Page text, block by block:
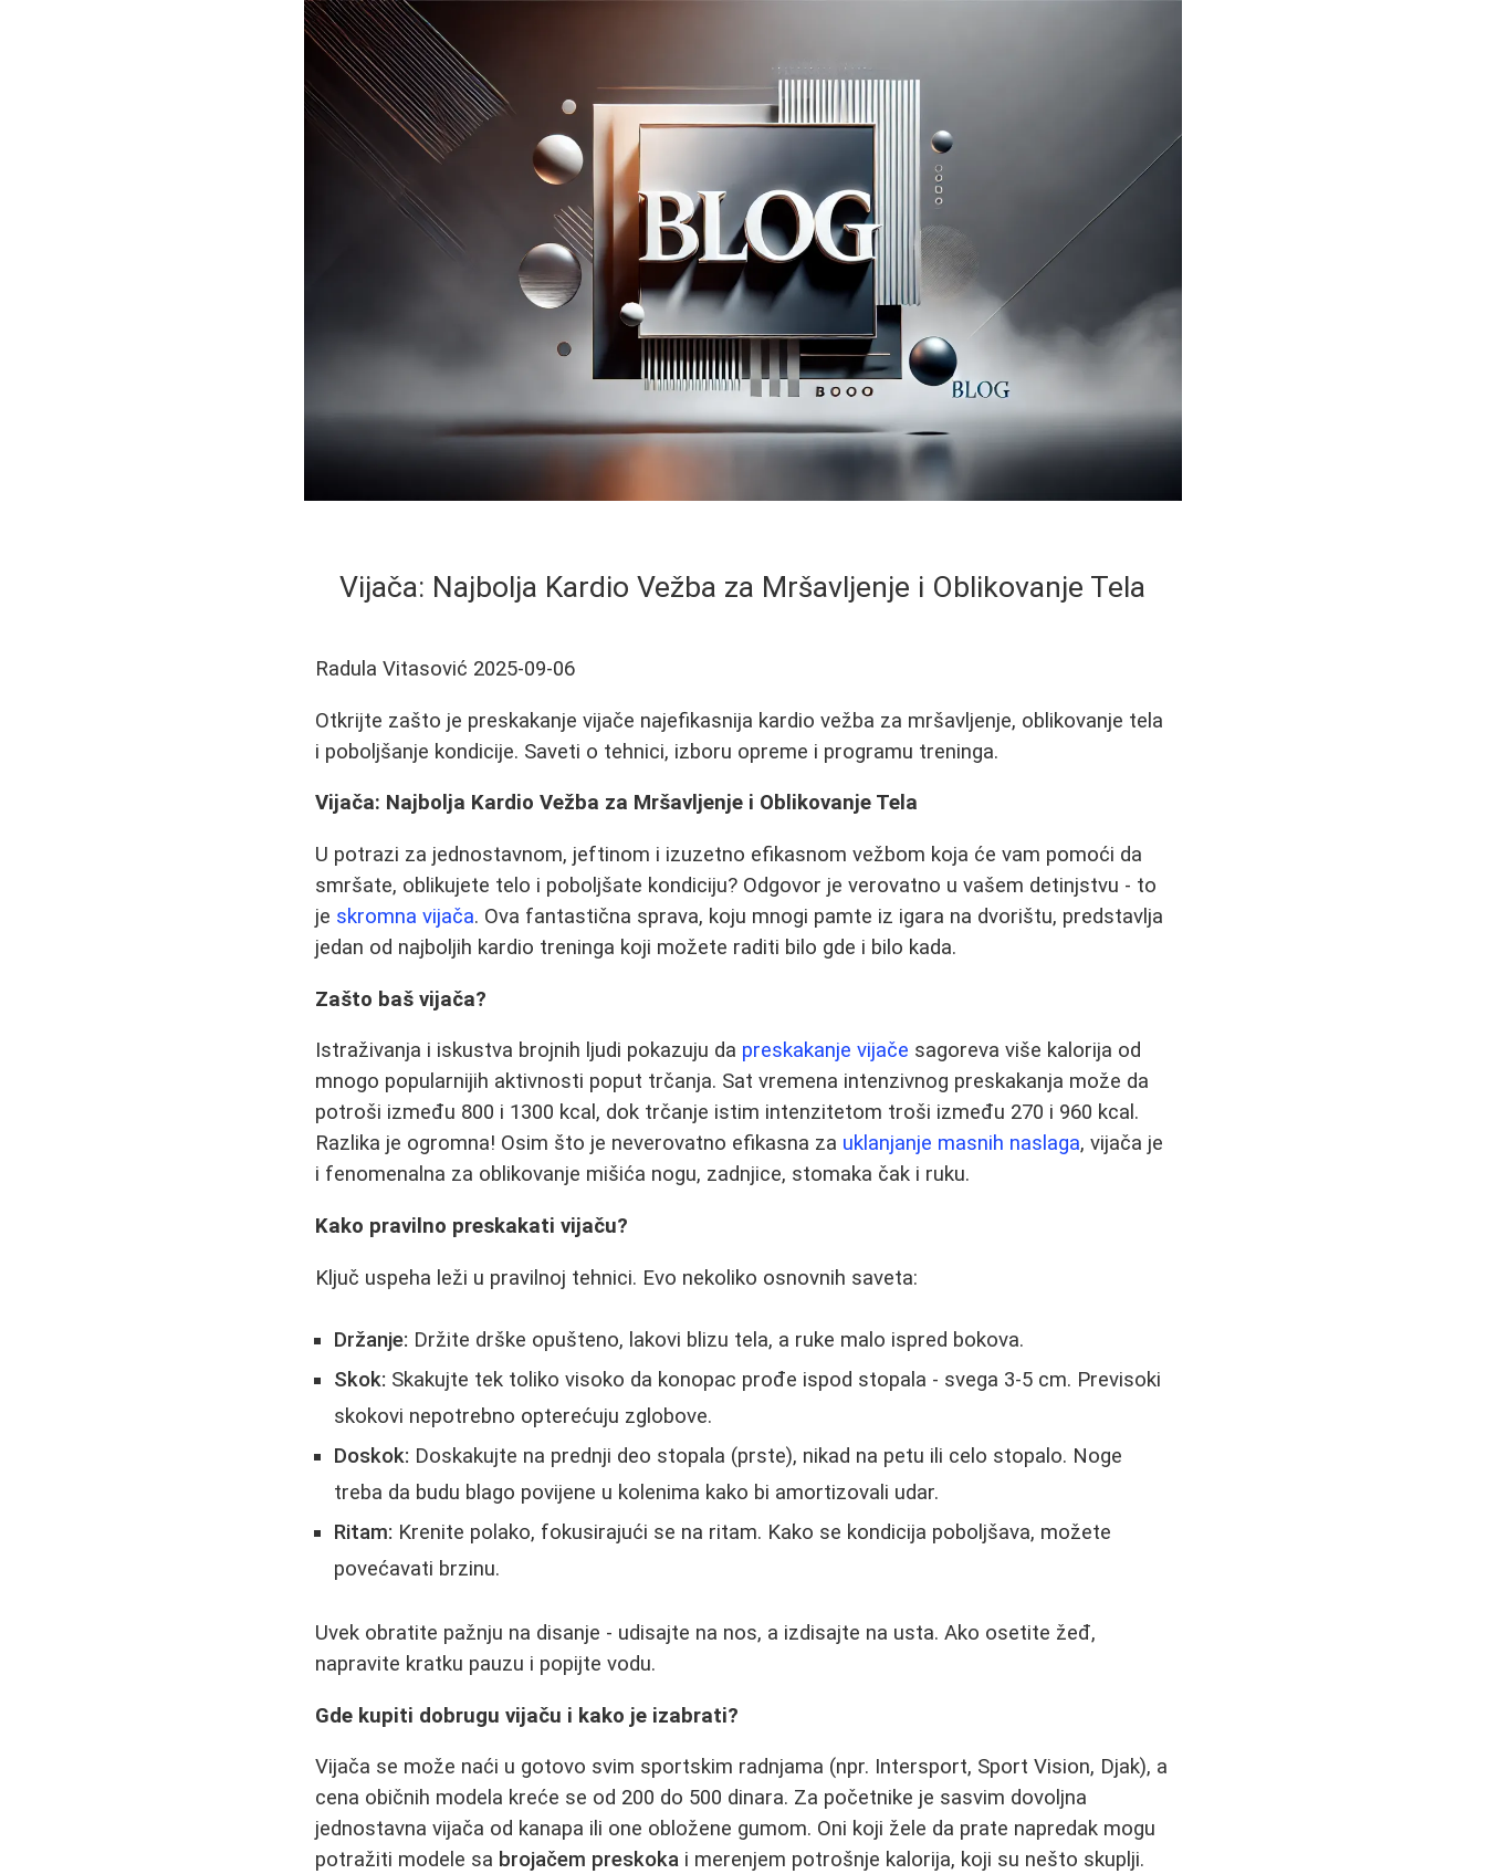
Vijača: Najbolja Kardio Vežba za Mršavljenje i Oblikovanje Tela
Radula Vitasović 2025-09-06
Otkrijte zašto je preskakanje vijače najefikasnija kardio vežba za mršavljenje, oblikovanje tela
i poboljšanje kondicije. Saveti o tehnici, izboru opreme i programu treninga.
Vijača: Najbolja Kardio Vežba za Mršavljenje i Oblikovanje Tela
U potrazi za jednostavnom, jeftinom i izuzetno efikasnom vežbom koja će vam pomoći da
smršate, oblikujete telo i poboljšate kondiciju? Odgovor je verovatno u vašem detinjstvu - to
je skromna vijača. Ova fantastična sprava, koju mnogi pamte iz igara na dvorištu, predstavlja
jedan od najboljih kardio treninga koji možete raditi bilo gde i bilo kada.
Zašto baš vijača?
Istraživanja i iskustva brojnih ljudi pokazuju da preskakanje vijače sagoreva više kalorija od
mnogo popularnijih aktivnosti poput trčanja. Sat vremena intenzivnog preskakanja može da
potroši između 800 i 1300 kcal, dok trčanje istim intenzitetom troši između 270 i 960 kcal.
Razlika je ogromna! Osim što je neverovatno efikasna za uklanjanje masnih naslaga, vijača je
i fenomenalna za oblikovanje mišića nogu, zadnjice, stomaka čak i ruku.
Kako pravilno preskakati vijaču?
Ključ uspeha leži u pravilnoj tehnici. Evo nekoliko osnovnih saveta:
Držanje: Držite drške opušteno, lakovi blizu tela, a ruke malo ispred bokova.
Skok: Skakujte tek toliko visoko da konopac prođe ispod stopala - svega 3-5 cm. Previsoki
skokovi nepotrebno opterećuju zglobove.
Doskok: Doskakujte na prednji deo stopala (prste), nikad na petu ili celo stopalo. Noge
treba da budu blago povijene u kolenima kako bi amortizovali udar.
Ritam: Krenite polako, fokusirajući se na ritam. Kako se kondicija poboljšava, možete
povećavati brzinu.
Uvek obratite pažnju na disanje - udisajte na nos, a izdisajte na usta. Ako osetite žeđ,
napravite kratku pauzu i popijte vodu.
Gde kupiti dobrugu vijaču i kako je izabrati?
Vijača se može naći u gotovo svim sportskim radnjama (npr. Intersport, Sport Vision, Djak), a
cena običnih modela kreće se od 200 do 500 dinara. Za početnike je sasvim dovoljna
jednostavna vijača od kanapa ili one obložene gumom. Oni koji žele da prate napredak mogu
potražiti modele sa brojačem preskoka i merenjem potrošnje kalorija, koji su nešto skuplji.